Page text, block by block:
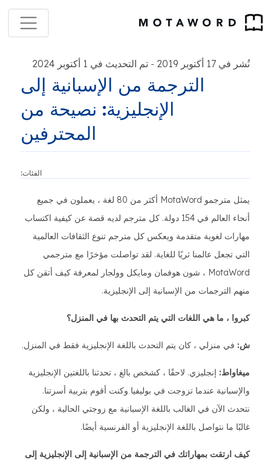
نُشر في 17 أكتوبر 2019 - تم التحديث في 1 أكتوبر 2024
الترجمة من الإسبانية إلى
الإنجليزية: نصيحة من
المحترفين
الفئات:
يمثل مترجمو MotaWord أكثر من 80 لغة ، يعملون في جميع
أنحاء العالم في 154 دولة. كل مترجم لديه قصة عن كيفية اكتساب
مهارات لغوية متقدمة ويعكس كل مترجم تنوع الثقافات العالمية
التي تجعل عالمنا ثريًا للغاية. لقد تواصلت مؤخرًا مع مترجمي
MotaWord ، شون هوفمان ومايكل وولجار لمعرفة كيف أتقن كل
منهم الترجمات من الإسبانية إلى الإنجليزية.
كبروا ، ما هي اللغات التي يتم التحدث بها في المنزل؟
ش: في منزلي ، كان يتم التحدث باللغة الإنجليزية فقط في المنزل.
ميغاواط: إنجليزي. لاحقًا ، كشخص بالغ ، تحدثنا باللغتين الإنجليزية
والإسبانية عندما تزوجت في بوليفيا وكنت أقوم بتربية أسرتنا.
نتحدث الآن في الغالب باللغة الإسبانية مع زوجتي الحالية ، ولكن
غالبًا ما نتواصل باللغة الإنجليزية أو الفرنسية أيضًا.
كيف ارتقت بمهاراتك في الترجمة من الإسبانية إلى الإنجليزية إلى